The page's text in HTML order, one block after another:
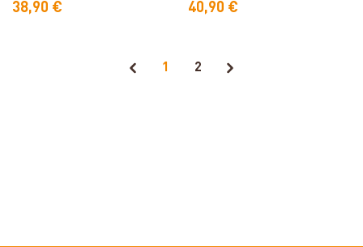
38,90 € 40,90 €
1 2